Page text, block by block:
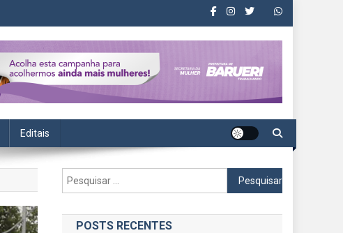
Editais
Pesquisar
por:
POSTS RECENTES